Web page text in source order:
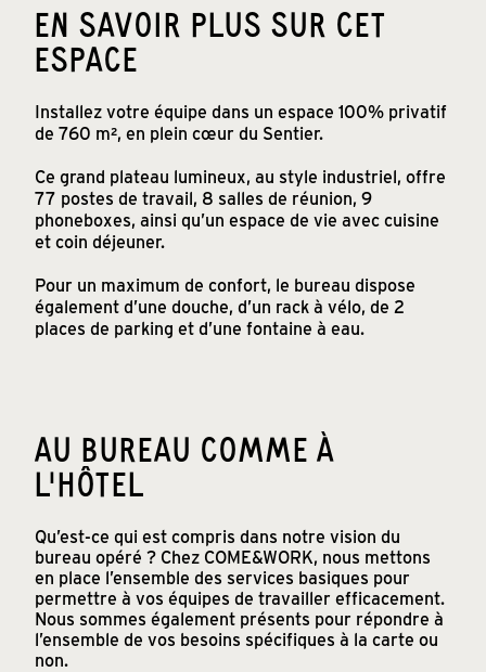
EN SAVOIR PLUS SUR CET
ESPACE
Installez votre équipe dans un espace 100% privatif
de 760 m², en plein cœur du Sentier.
Ce grand plateau lumineux, au style industriel, offre
77 postes de travail, 8 salles de réunion, 9
phoneboxes, ainsi qu’un espace de vie avec cuisine
et coin déjeuner.
Pour un maximum de confort, le bureau dispose
également d’une douche, d’un rack à vélo, de 2
places de parking et d’une fontaine à eau.
AU BUREAU COMME À
L'HÔTEL
Qu’est-ce qui est compris dans notre vision du
bureau opéré ? Chez COME&WORK, nous mettons
en place l’ensemble des services basiques pour
permettre à vos équipes de travailler efficacement.
Nous sommes également présents pour répondre à
l’ensemble de vos besoins spécifiques à la carte ou
non.